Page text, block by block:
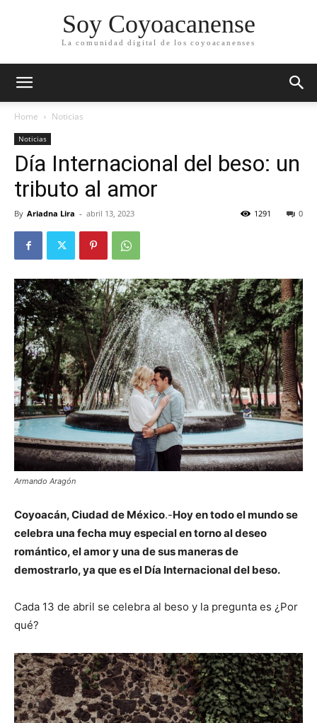
Soy Coyoacanense
La comunidad digital de los coyoacanenses
Home Noticias
Noticias
Día Internacional del beso: un
tributo al amor
By Ariadna Lira - abril 13, 2023 0
1291
Armando Aragón
Coyoacán, Ciudad de México.-Hoy en todo el mundo se
celebra una fecha muy especial en torno al deseo
romántico, el amor y una de sus maneras de
demostrarlo, ya que es el Día Internacional del beso.
Cada 13 de abril se celebra al beso y la pregunta es ¿Por
qué?